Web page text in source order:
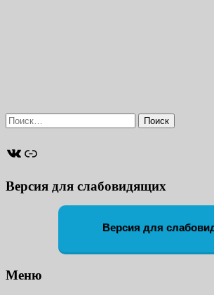
Найти:
ВКонтакте
Ссылка
Версия для слабовидящих
Версия для
Меню